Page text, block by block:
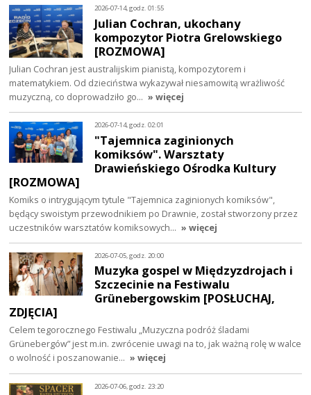
2026-07-14, godz. 01:55
Julian Cochran, ukochany
kompozytor Piotra Grelowskiego
[ROZMOWA]
Julian Cochran jest australijskim pianistą, kompozytorem i
matematykiem. Od dzieciństwa wykazywał niesamowitą wrażliwość
muzyczną, co doprowadziło go… » więcej
2026-07-14, godz. 02:01
"Tajemnica zaginionych
komiksów". Warsztaty
Drawieńskiego Ośrodka Kultury
[ROZMOWA]
Komiks o intrygującym tytule "Tajemnica zaginionych komiksów",
będący swoistym przewodnikiem po Drawnie, został stworzony przez
uczestników warsztatów komiksowych… » więcej
2026-07-05, godz. 20:00
Muzyka gospel w Międzyzdrojach i
Szczecinie na Festiwalu
Grünebergowskim [POSŁUCHAJ,
ZDJĘCIA]
Celem tegorocznego Festiwalu „Muzyczna podróż śladami
Grünebergów” jest m.in. zwrócenie uwagi na to, jak ważną rolę w walce
o wolność i poszanowanie… » więcej
2026-07-06, godz. 23:20